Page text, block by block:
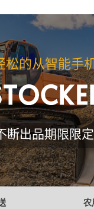
松的从智能手
出品期限限定
农